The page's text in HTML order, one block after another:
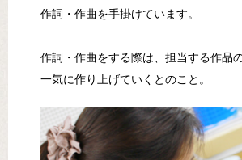
作詞・作曲を手掛けています。
作詞・作曲をする際は、担当する作品
一気に作り上げていくとのこと。